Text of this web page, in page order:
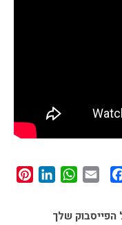
Facebook
Email
הפייסבוק שלך